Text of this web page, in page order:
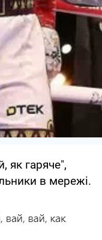
як гаряче",
в мережі.